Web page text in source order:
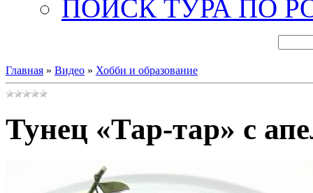
ПОИСК ТУРА ПО
Главная » Видео » Хобби и образование
Тунец «Тар-тар» с